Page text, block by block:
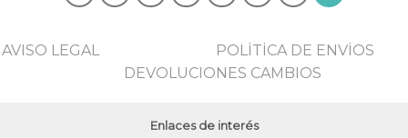
AVISO LEGAL
POLİTİCA DE ENVİOS
DEVOLUCIONES CAMBIOS
Enlaces de interés